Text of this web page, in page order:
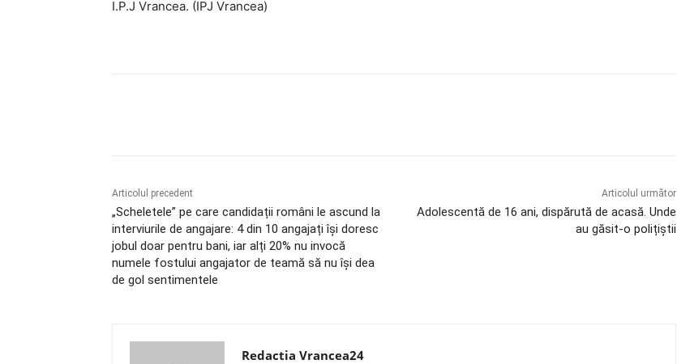
I.P.J Vrancea. (IPJ Vrancea)
Articolul precedent
„Scheletele” pe care candidații români le ascund la
interviurile de angajare: 4 din 10 angajați își doresc
jobul doar pentru bani, iar alți 20% nu invocă
numele fostului angajator de teamă să nu își dea
de gol sentimentele
Articolul următor
Adolescentă de 16 ani, dispărută de acasă. Unde
au găsit-o polițiștii
Redactia Vrancea24